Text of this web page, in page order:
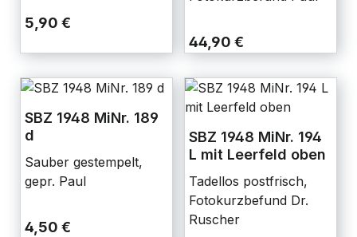
5,90 €
44,90 €
SBZ 1948 MiNr. 189
d
Sauber gestempelt,
gepr. Paul
4,50 €
SBZ 1948 MiNr. 194
L mit Leerfeld oben
Tadellos postfrisch,
Fotokurzbefund Dr.
Ruscher